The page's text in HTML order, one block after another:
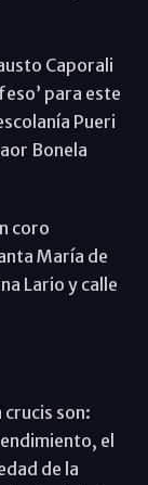
Caporali
para este
Pueri
Bonela
coro
María de
Lario y calle
crucis son:
el
de la